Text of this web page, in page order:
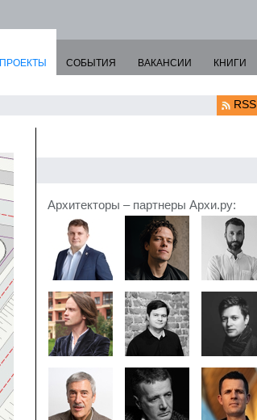
ПРОЕКТЫ
СОБЫТИЯ ВАКАНСИИ КНИГИ
RSS
Архитекторы – партнеры Архи.ру: